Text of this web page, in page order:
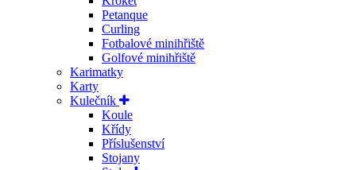
Petanque
Curling
Fotbalové minihřiště
Golfové minihřiště
Karimatky
Karty
Kulečník
Koule
Křídy
Příslušenství
Stojany